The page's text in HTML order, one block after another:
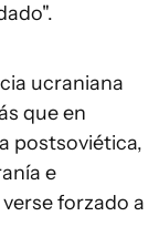
ucraniana
que en
postsoviética,
e
forzado a